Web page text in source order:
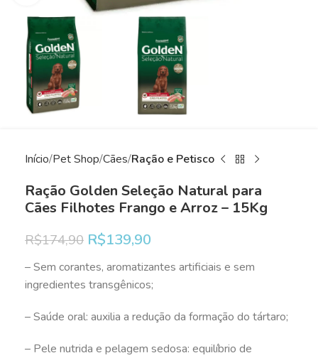
Início Pet Shop Cães Ração e Petisco
Ração Golden Seleção Natural para
Cães Filhotes Frango e Arroz – 15Kg
R$174,90 R$139,90
– Sem corantes, aromatizantes artificiais e sem
ingredientes transgênicos;
– Saúde oral: auxilia a redução da formação do tártaro;
– Pele nutrida e pelagem sedosa: equilíbrio de